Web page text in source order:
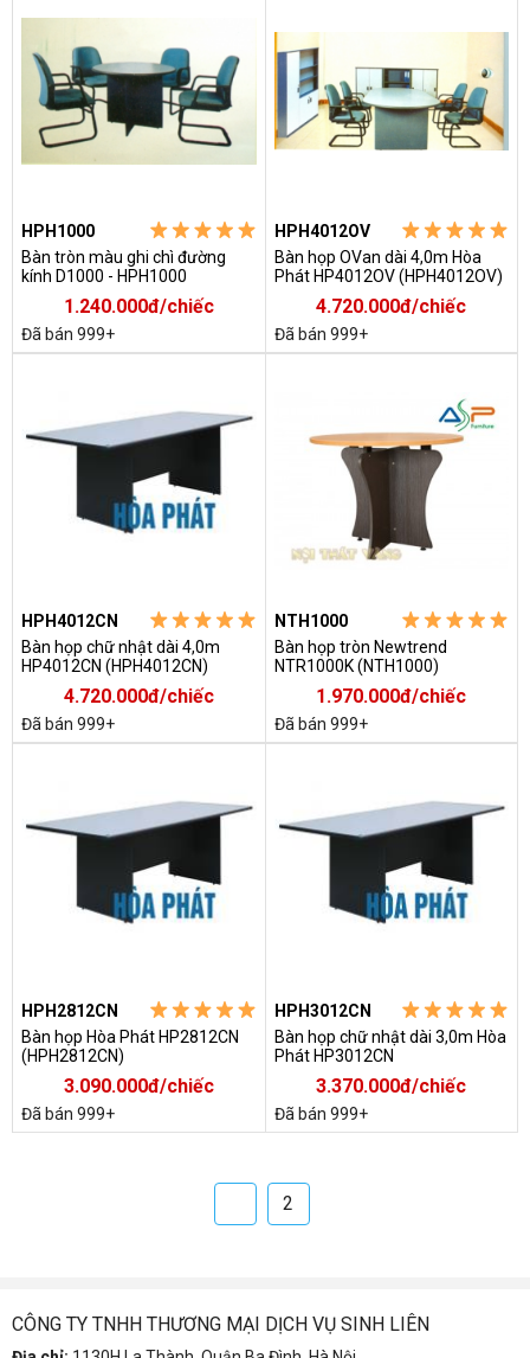
HPH1000
Bàn tròn màu ghi chì đường
kính D1000 - HPH1000
1.240.000đ/chiếc
Đã bán 999+
HPH4012OV
Bàn họp OVan dài 4,0m Hòa
Phát HP4012OV (HPH4012OV)
4.720.000đ/chiếc
Đã bán 999+
HPH4012CN
Bàn họp chữ nhật dài 4,0m
HP4012CN (HPH4012CN)
4.720.000đ/chiếc
Đã bán 999+
NTH1000
Bàn họp tròn Newtrend
NTR1000K (NTH1000)
1.970.000đ/chiếc
Đã bán 999+
HPH2812CN
Bàn họp Hòa Phát HP2812CN
(HPH2812CN)
3.090.000đ/chiếc
Đã bán 999+
HPH3012CN
Bàn họp chữ nhật dài 3,0m Hòa
Phát HP3012CN
3.370.000đ/chiếc
Đã bán 999+
2
CÔNG TY TNHH THƯƠNG MẠI DỊCH VỤ SINH LIÊN